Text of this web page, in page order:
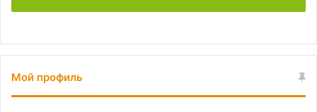
к
Мой профиль